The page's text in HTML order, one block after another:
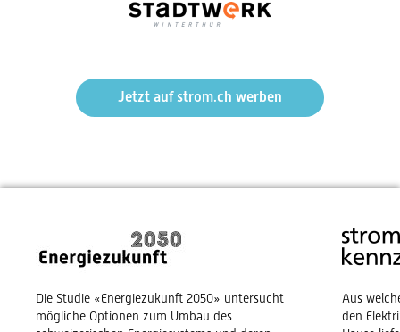
Mehr Markt, weniger Regulierung – Die politische Feder